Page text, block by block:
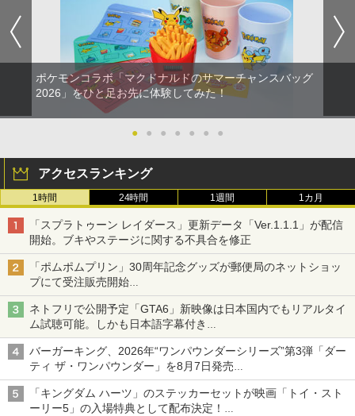
￥367
【中古】.hack//Vol.1×Vol.2 PlayStation
2 the Best
【当店独自で＋P10倍★要エントリー】
【中古】[PS5] コール オブ デューティ
ブラックオプス コールドウォー(CALL O
F DUTY BLACK OPS COLD WAR ) ソニ
ー・インタラクティブエンタテインメン
ト (20201113)
￥1,300
[Switch 2] ぽこ あ ポケモン エキスパン
ションパス（ダウンロード版）※3,200
ポイントまでご利用可
￥4,400
￥3,080
映画『THE FIRST SLAM DUNK』 STAN
DARD EDITION【Blu-ray】（早期予約
特典なし） [ 井上雄彦 ]
3
あやかしトライアングル 3《完全生産限
定版》 (初回限定) 【Blu-ray】
￥6,667
4
劇場版「鬼滅の刃」無限城編 第一章 猗
窩座再来(完全生産限定版)【Blu-ray】 [
吾峠呼世晴 ]
￥8,690
ポケモンコラボ「マクドナルドのサマーチャンスバッグ
2026」をひと足お先に体験してみた！
● ● ● ● ● ● ●
アクセスランキング
1時間 24時間 1週間 1カ月
「スプラトゥーン レイダース」更新データ「Ver.1.1.1」が配信
開始。ブキやステージに関する不具合を修正
「ポムポムプリン」30周年記念グッズが郵便局のネットショッ
プにて受注販売開始
「おもちもちもちクッション」など今年だけの限定商品が登場
ネトフリで公開予定「GTA6」新映像は日本国内でもリアルタイ
ム試聴可能。しかも日本語字幕付き
Netflixから公式回答あり
バーガーキング、2026年“ワンパウンダーシリーズ”第3弾「ダー
ティ ザ・ワンパウンダー」を8月7日発売
「特製ガーリックマヨソース」を使用した超大型チーズバーガー
「キングダム ハーツ」のステッカーセットが映画「トイ・スト
ーリー5」の入場特典として配布決定！